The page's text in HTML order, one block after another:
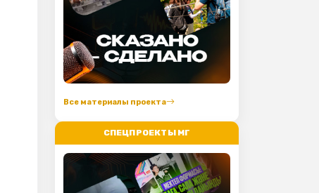
Все материалы проекта
СПЕЦПРОЕКТЫ МГ